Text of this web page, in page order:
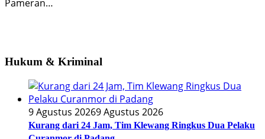
Pameran…
Hukum & Kriminal
9 Agustus 20269 Agustus 2026
Kurang dari 24 Jam, Tim Klewang Ringkus Dua Pelaku